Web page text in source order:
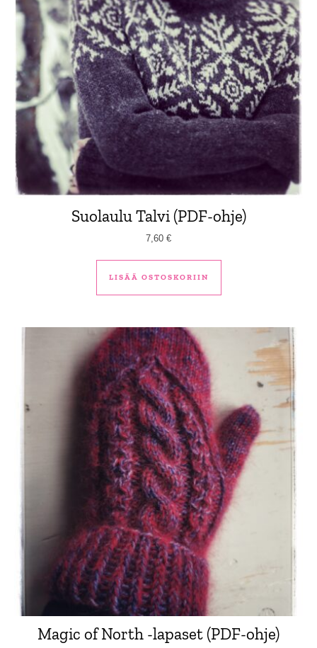
Suolaulu Talvi (PDF-ohje)
7,60 €
LISÄÄ OSTOSKORIIN
Magic of North -lapaset (PDF-ohje)